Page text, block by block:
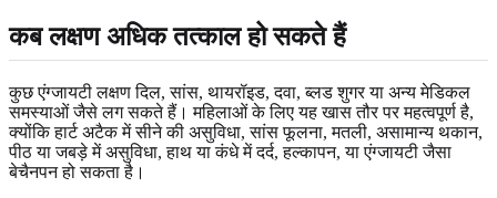
कब लक्षण अधिक तत्काल हो सकते हैं
कुछ एंग्जायटी लक्षण दिल, सांस, थायरॉइड, दवा, ब्लड शुगर या अन्य मेडिकल
समस्याओं जैसे लग सकते हैं। महिलाओं के लिए यह खास तौर पर महत्वपूर्ण है,
क्योंकि हार्ट अटैक में सीने की असुविधा, सांस फूलना, मतली, असामान्य थकान,
पीठ या जबड़े में असुविधा, हाथ या कंधे में दर्द, हल्कापन, या एंग्जायटी जैसा
बेचैनपन हो सकता है।